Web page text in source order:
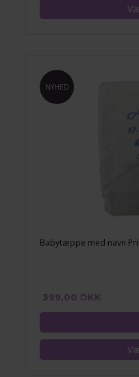
NYHED
Babytæppe med navn
399,00 DKK